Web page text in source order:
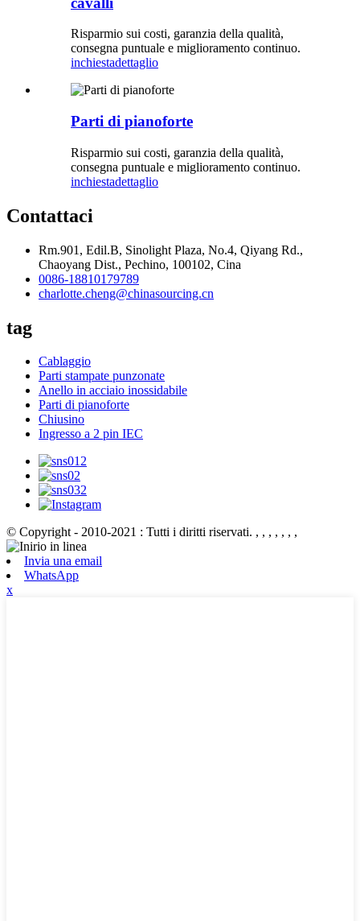
Risparmio sui costi, garanzia della qualità,
consegna puntuale e miglioramento continuo.
inchiestadettaglio
Parti di pianoforte
Risparmio sui costi, garanzia della qualità,
consegna puntuale e miglioramento continuo.
inchiestadettaglio
Contattaci
Rm.901, Edil.B, Sinolight Plaza, No.4, Qiyang Rd.,
Chaoyang Dist., Pechino, 100102, Cina
0086-18810179789
charlotte.cheng@chinasourcing.cn
tag
Cablaggio
Parti stampate punzonate
Anello in acciaio inossidabile
Parti di pianoforte
Chiusino
Ingresso a 2 pin IEC
© Copyright - 2010-2021 : Tutti i diritti riservati. , , , , , , ,
Invia una email
WhatsApp
x